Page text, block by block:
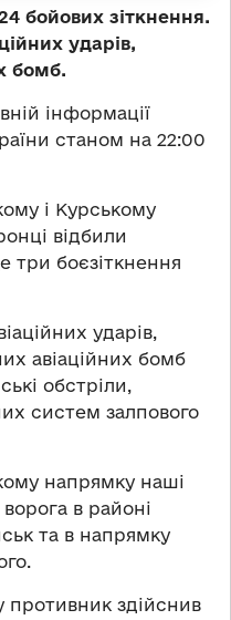
бойових зіткнення.
ударів,
бомб.
інформації
станом на 22:00
і Курському
відбили
три боєзіткнення
ударів,
авіаційних бомб
обстріли,
систем залпового
напрямку наші
в районі
та в напрямку
противник здійснив